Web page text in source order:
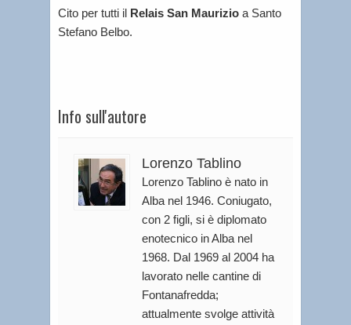
Cito per tutti il Relais San Maurizio a Santo
Stefano Belbo.
Info sull'autore
Lorenzo Tablino
Lorenzo Tablino è nato in
Alba nel 1946. Coniugato,
con 2 figli, si è diplomato
enotecnico in Alba nel
1968. Dal 1969 al 2004 ha
lavorato nelle cantine di
Fontanafredda;
attualmente svolge attività